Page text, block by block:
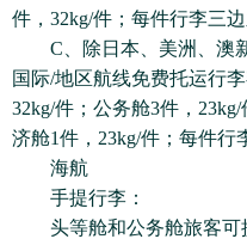
件，32kg/件；每件行李三
C、除日本、美洲、澳新
国际/地区航线免费托运行
32kg/件；公务舱3件，
济舱1件，23kg/件；每件行
海航
手提行李：
头等舱和公务舱旅客可